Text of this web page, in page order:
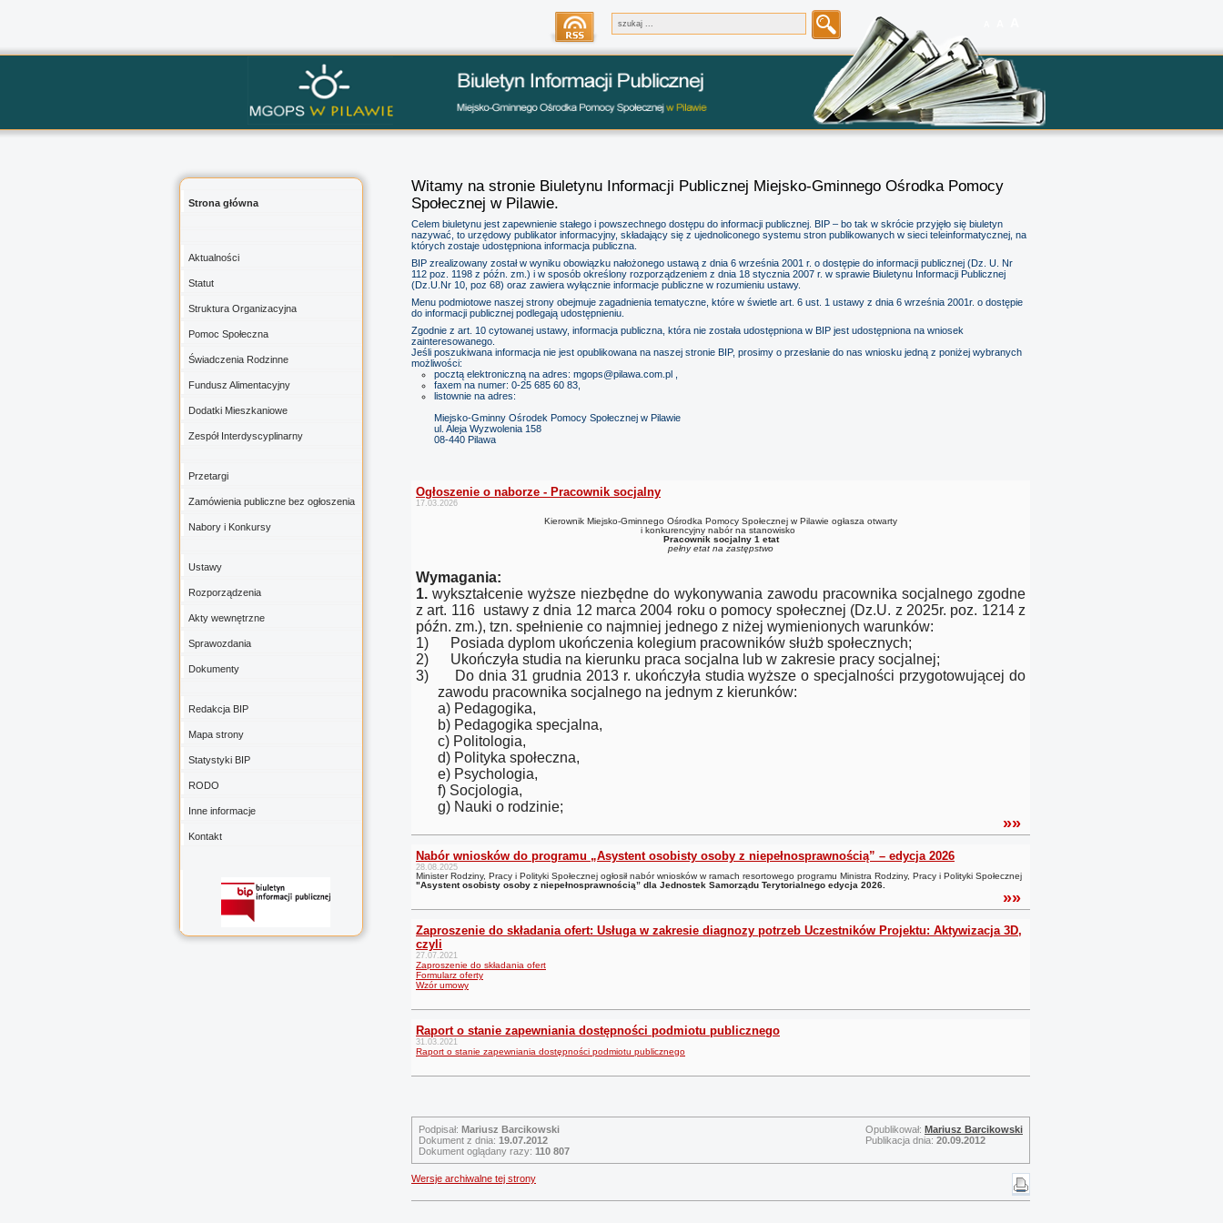
Strona główna
Aktualności
Statut
Struktura Organizacyjna
Pomoc Społeczna
Świadczenia Rodzinne
Fundusz Alimentacyjny
Dodatki Mieszkaniowe
Zespół Interdyscyplinarny
Przetargi
Zamówienia publiczne bez ogłoszenia
Nabory i Konkursy
Ustawy
Rozporządzenia
Akty wewnętrzne
Sprawozdania
Dokumenty
Redakcja BIP
Mapa strony
Statystyki BIP
RODO
Inne informacje
Kontakt
Witamy na stronie Biuletynu Informacji Publicznej Miejsko-Gminnego Ośrodka Pomocy
Społecznej w Pilawie.
Celem biuletynu jest zapewnienie stałego i powszechnego dostępu do informacji publicznej. BIP – bo tak w skrócie przyjęło się biuletyn
nazywać, to urzędowy publikator informacyjny, składający się z ujednoliconego systemu stron publikowanych w sieci teleinformatycznej, na
których zostaje udostępniona informacja publiczna.
BIP zrealizowany został w wyniku obowiązku nałożonego ustawą z dnia 6 września 2001 r. o dostępie do informacji publicznej (Dz. U. Nr
112 poz. 1198 z późn. zm.) i w sposób określony rozporządzeniem z dnia 18 stycznia 2007 r. w sprawie Biuletynu Informacji Publicznej
(Dz.U.Nr 10, poz 68) oraz zawiera wyłącznie informacje publiczne w rozumieniu ustawy.
Menu podmiotowe naszej strony obejmuje zagadnienia tematyczne, które w świetle art. 6 ust. 1 ustawy z dnia 6 września 2001r. o dostępie
do informacji publicznej podlegają udostępnieniu.
Zgodnie z art. 10 cytowanej ustawy, informacja publiczna, która nie została udostępniona w BIP jest udostępniona na wniosek
zainteresowanego.
Jeśli poszukiwana informacja nie jest opublikowana na naszej stronie BIP, prosimy o przesłanie do nas wniosku jedną z poniżej wybranych
możliwości:
pocztą elektroniczną na adres: mgops@pilawa.com.pl ,
faxem na numer: 0-25 685 60 83,
listownie na adres:
Miejsko-Gminny Ośrodek Pomocy Społecznej w Pilawie
ul. Aleja Wyzwolenia 158
08-440 Pilawa
Ogłoszenie o naborze - Pracownik socjalny
17.03.2026
Kierownik Miejsko-Gminnego Ośrodka Pomocy Społecznej w Pilawie ogłasza otwarty
i konkurencyjny nabór na stanowisko
Pracownik socjalny 1 etat
pełny etat na zastępstwo
Wymagania:
1. wykształcenie wyższe niezbędne do wykonywania zawodu pracownika socjalnego zgodne
z art. 116
ustawy z dnia 12 marca 2004 roku o pomocy społecznej (Dz.U. z 2025r. poz. 1214 z
późn. zm.), tzn. spełnienie co najmniej jednego z niżej wymienionych warunków:
1)
Posiada dyplom ukończenia kolegium pracowników służb społecznych;
2)
Ukończyła studia na kierunku praca socjalna lub w zakresie pracy socjalnej;
3)
Do dnia 31 grudnia 2013 r. ukończyła studia wyższe o specjalności przygotowującej do
zawodu pracownika socjalnego na jednym z kierunków:
a) Pedagogika,
b) Pedagogika specjalna,
c) Politologia,
d) Polityka społeczna,
e) Psychologia,
f) Socjologia,
g) Nauki o rodzinie;
»»
Nabór wniosków do programu „Asystent osobisty osoby z niepełnosprawnością” – edycja 2026
28.08.2025
Minister Rodziny, Pracy i Polityki Społecznej ogłosił nabór wniosków w ramach resortowego programu Ministra Rodziny, Pracy i Polityki Społecznej
"Asystent osobisty osoby z niepełnosprawnością” dla Jednostek Samorządu Terytorialnego edycja 2026.
»»
Zaproszenie do składania ofert: Usługa w zakresie diagnozy potrzeb Uczestników Projektu: Aktywizacja 3D,
czyli
27.07.2021
Zaproszenie do składania ofert
Formularz oferty
Wzór umowy
Raport o stanie zapewniania dostępności podmiotu publicznego
31.03.2021
Raport o stanie zapewniania dostępności podmiotu publicznego
Opublikował: Mariusz Barcikowski
Publikacja dnia: 20.09.2012
Podpisał: Mariusz Barcikowski
Dokument z dnia: 19.07.2012
Dokument oglądany razy: 110 807
Wersje archiwalne tej strony